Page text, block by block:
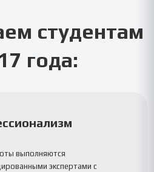
студентам
года:
выполняются
экспертами с